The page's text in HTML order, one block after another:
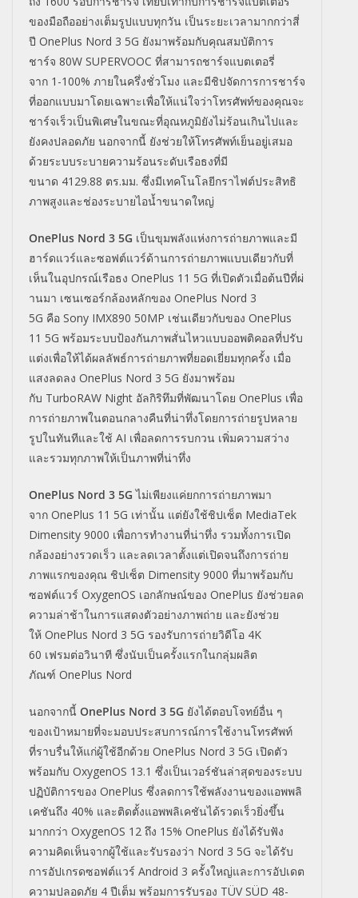
ของมือถืออย่างเต็มรูปแบบทุกวัน เป็นระยะเวลามากกว่าสี่
ปี OnePlus Nord 3 5G ยังมาพร้อมกับคุณสมบัติการ
ชาร์จ 80W SUPERVOOC ที่สามารถชาร์จแบตเตอรี่
จาก 1-100% ภายในครึ่งชั่วโมง และมีชิปจัดการการชาร์จ
ที่ออกแบบมาโดยเฉพาะเพื่อให้แน่ใจว่าโทรศัพท์ของคุณจะ
ชาร์จเร็วเป็นพิเศษในขณะที่อุณหภูมิยังไม่ร้อนเกินไปและ
ยังคงปลอดภัย นอกจากนี้ ยังช่วยให้โทรศัพท์เย็นอยู่เสมอ
ด้วยระบบระบายความร้อนระดับเรือธงที่มี
ขนาด 4129.88 ตร.มม. ซึ่งมีเทคโนโลยีกราไฟต์ประสิทธิ
ภาพสูงและช่องระบายไอน้ำขนาดใหญ่
OnePlus Nord 3 5G เป็นขุมพลังแห่งการถ่ายภาพและมี
ฮาร์ดแวร์และซอฟต์แวร์ด้านการถ่ายภาพแบบเดียวกับที่
เห็นในอุปกรณ์เรือธง OnePlus 11 5G ที่เปิดตัวเมื่อต้นปีที่ผ่
านมา เซนเซอร์กล้องหลักของ OnePlus Nord 3
5G คือ Sony IMX890 50MP เช่นเดียวกับของ OnePlus
11 5G พร้อมระบบป้องกันภาพสั่นไหวแบบออพติคอลที่ปรับ
แต่งเพื่อให้ได้ผลลัพธ์การถ่ายภาพที่ยอดเยี่ยมทุกครั้ง เมื่อ
แสงลดลง OnePlus Nord 3 5G ยังมาพร้อม
กับ TurboRAW Night อัลกิริทึมที่พัฒนาโดย OnePlus เพื่อ
การถ่ายภาพในตอนกลางคืนที่น่าทึ่งโดยการถ่ายรูปหลาย
รูปในทันทีและใช้ AI เพื่อลดการรบกวน เพิ่มความสว่าง
และรวมทุกภาพให้เป็นภาพที่น่าทึ่ง
OnePlus Nord 3 5G ไม่เพียงแค่ยกการถ่ายภาพมา
จาก OnePlus 11 5G เท่านั้น แต่ยังใช้ชิปเซ็ต MediaTek
Dimensity 9000 เพื่อการทำงานที่น่าทึ่ง รวมทั้งการเปิด
กล้องอย่างรวดเร็ว และลดเวลาตั้งแต่เปิดจนถึงการถ่าย
ภาพแรกของคุณ ชิปเซ็ต Dimensity 9000 ที่มาพร้อมกับ
ซอฟต์แวร์ OxygenOS เอกลักษณ์ของ OnePlus ยังช่วยลด
ความล่าช้าในการแสดงตัวอย่างภาพถ่าย และยังช่วย
ให้ OnePlus Nord 3 5G รองรับการถ่ายวิดีโอ 4K
60 เฟรมต่อวินาที ซึ่งนับเป็นครั้งแรกในกลุ่มผลิต
ภัณฑ์ OnePlus Nord
นอกจากนี้ OnePlus Nord 3 5G ยังได้ตอบโจทย์อื่น ๆ
ของเป้าหมายที่จะมอบประสบการณ์การใช้งานโทรศัพท์
ที่ราบรื่นให้แก่ผู้ใช้อีกด้วย OnePlus Nord 3 5G เปิดตัว
พร้อมกับ OxygenOS 13.1 ซึ่งเป็นเวอร์ชันล่าสุดของระบบ
ปฏิบัติการของ OnePlus ซึ่งลดการใช้พลังงานของแอพพลิ
เคชันถึง 40% และติดตั้งแอพพลิเคชันได้รวดเร็วยิ่งขึ้น
มากกว่า OxygenOS 12 ถึง 15% OnePlus ยังได้รับฟัง
ความคิดเห็นจากผู้ใช้และรับรองว่า Nord 3 5G จะได้รับ
การอัปเกรดซอฟต์แวร์ Android 3 ครั้งใหญ่และการอัปเดต
ความปลอดภัย 4 ปีเต็ม พร้อมการรับรอง TÜV SÜD 48-